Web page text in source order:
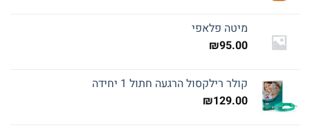
מיטה פלאפי
₪95.00
קולר רילקסול הרגעה חתול 1 יחידה
₪129.00